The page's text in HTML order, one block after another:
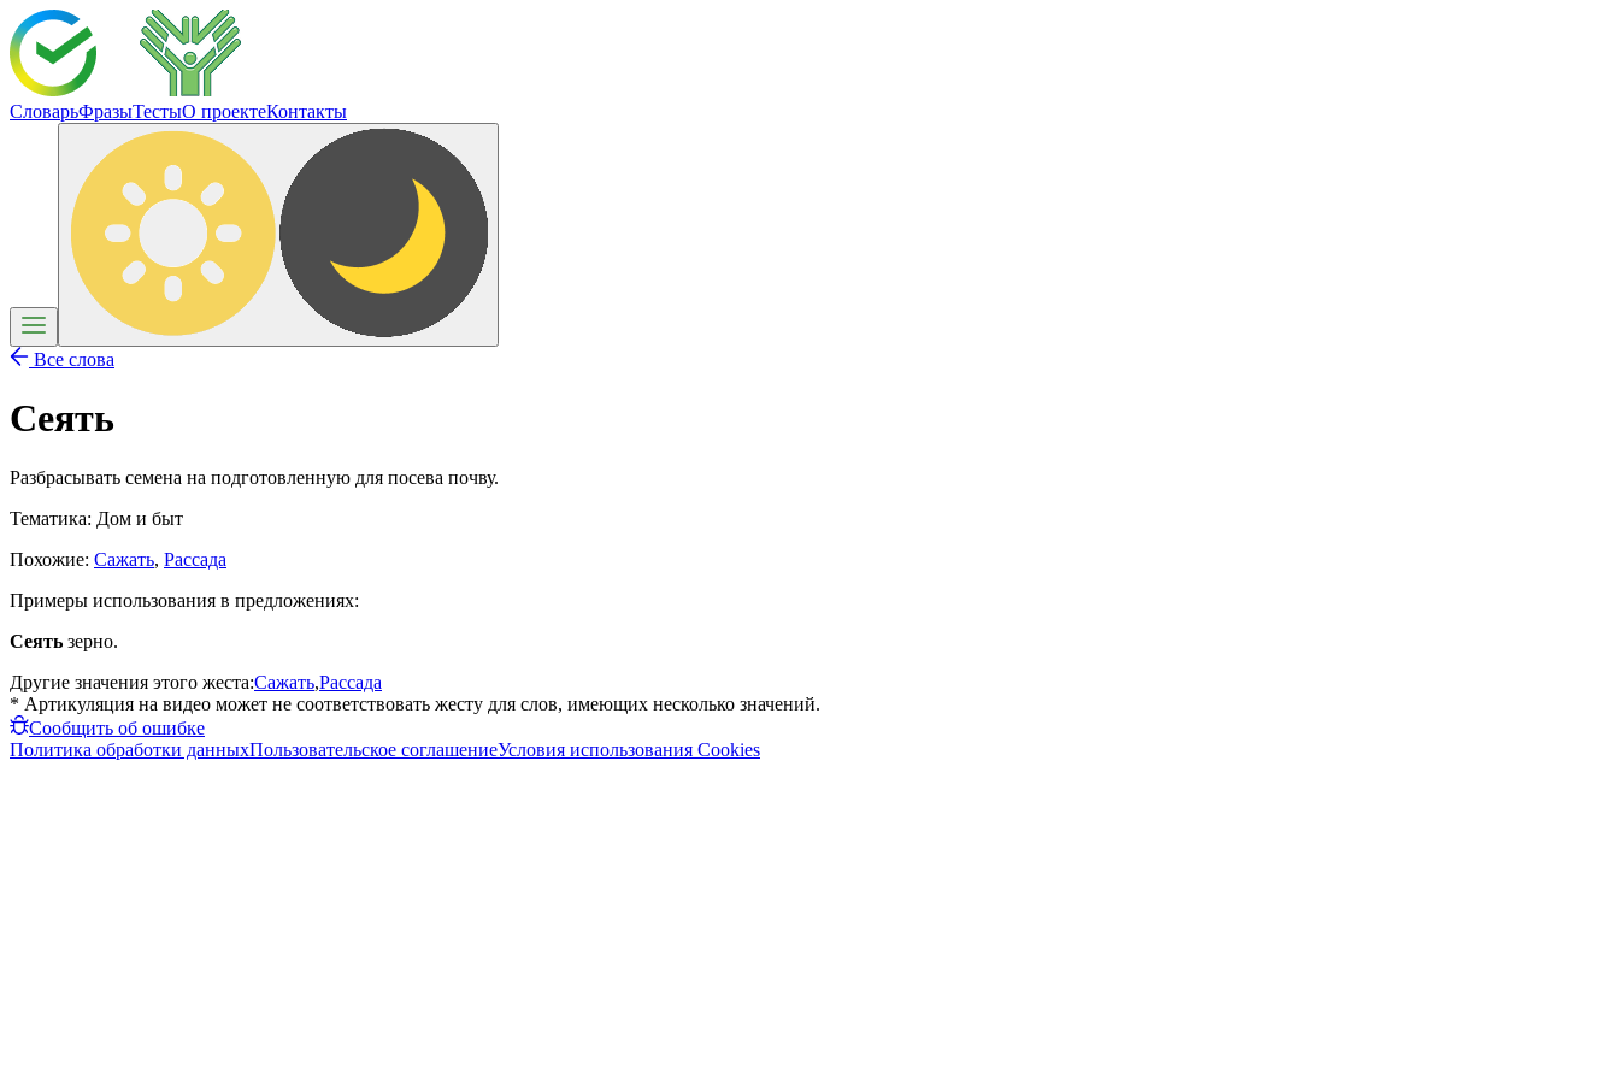
СловарьФразыТестыО проектеКонтакты
Все слова
Сеять
Разбрасывать семена на подготовленную для посева почву.
Тематика: Дом и быт
Похожие: Сажать, Рассада
Примеры использования в предложениях:
Сеять зерно.
Другие значения этого жеста:Сажать,Рассада
* Артикуляция на видео может не соответствовать жесту для слов, имеющих несколько значений.
Сообщить об ошибке
Политика обработки данныхПользовательское соглашениеУсловия использования Cookies